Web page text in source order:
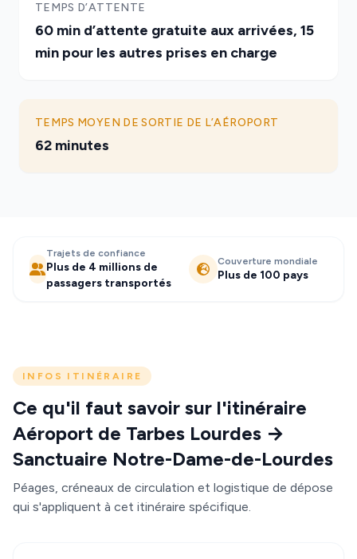
TEMPS D’ATTENTE
60 min d’attente gratuite aux arrivées, 15
min pour les autres prises en charge
TEMPS MOYEN DE SORTIE DE L’AÉROPORT
62 minutes
Trajets de confiance
Plus de 4 millions de
passagers transportés
Couverture mondiale
Plus de 100 pays
INFOS ITINÉRAIRE
Ce qu'il faut savoir sur l'itinéraire
Aéroport de Tarbes Lourdes →
Sanctuaire Notre-Dame-de-Lourdes
Péages, créneaux de circulation et logistique de dépose
qui s'appliquent à cet itinéraire spécifique.